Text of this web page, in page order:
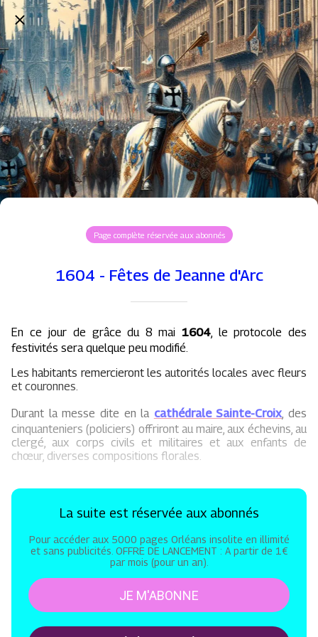
Page complète réservée aux abonnés
1604 - Fêtes de Jeanne d'Arc
En ce jour de grâce du 8 mai1604 , le protocole des
festivités sera quelque peu modifié.
Les habitants remercieront les autorités locales avec fleurs
et couronnes.
Durant la messe dite en la cathédrale Sainte-Croix , des
cinquanteniers (policiers) offriront au maire, aux échevins, au
clergé, aux corps civils et militaires et aux enfants de
chœur, diverses compositions florales.
La suite est réservée aux abonnés
Pour accéder aux 5000 pages Orléans insolite en illimité
et sans publicités. OFFRE DE LANCEMENT : A partir de 1€
par mois (pour un an).
JE M'ABONNE